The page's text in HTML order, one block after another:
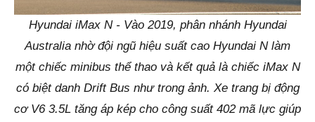
Hyundai iMax N - Vào 2019, phân nhánh Hyundai
Australia nhờ đội ngũ hiệu suất cao Hyundai N làm
một chiếc minibus thể thao và kết quả là chiếc iMax N
có biệt danh Drift Bus như trong ảnh. Xe trang bị động
cơ V6 3.5L tăng áp kép cho công suất 402 mã lực giúp